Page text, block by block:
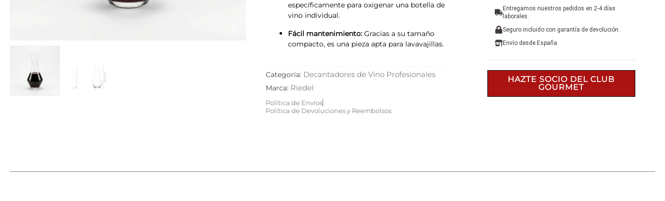
específicamente para oxigenar una botella de
vino individual.
Fácil mantenimiento: Gracias a su tamaño
compacto, es una pieza apta para lavavajillas.
Categoría: Decantadores de Vino Profesionales
Marca: Riedel
Política de Envíos
Política de Devoluciones y Reembolsos
Entregamos nuestros pedidos en 2-4 días
laborales.
Seguro incluido con garantía de devolución.
Envío desde España
HAZTE SOCIO DEL CLUB
GOURMET